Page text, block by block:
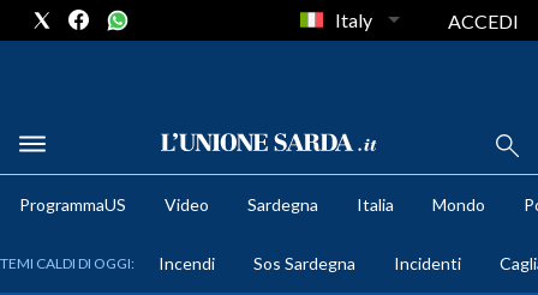
METEO
Italy ACCEDI
ProgrammaUS Video Sardegna Italia Mondo
TEMI CALDI DI OGGI: Incendi Sos Sardegna Incidenti